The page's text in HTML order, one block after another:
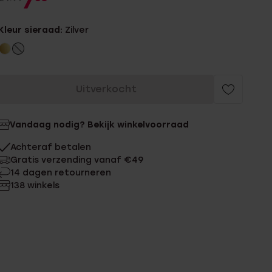
sieraad: Zilver
Uitverkocht
Vandaag nodig? Bekijk winkelvoorraad
Achteraf betalen
Gratis verzending vanaf €49
14 dagen retourneren
138 winkels